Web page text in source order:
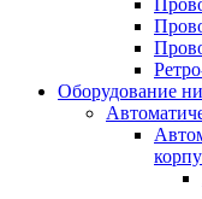
Оборудование